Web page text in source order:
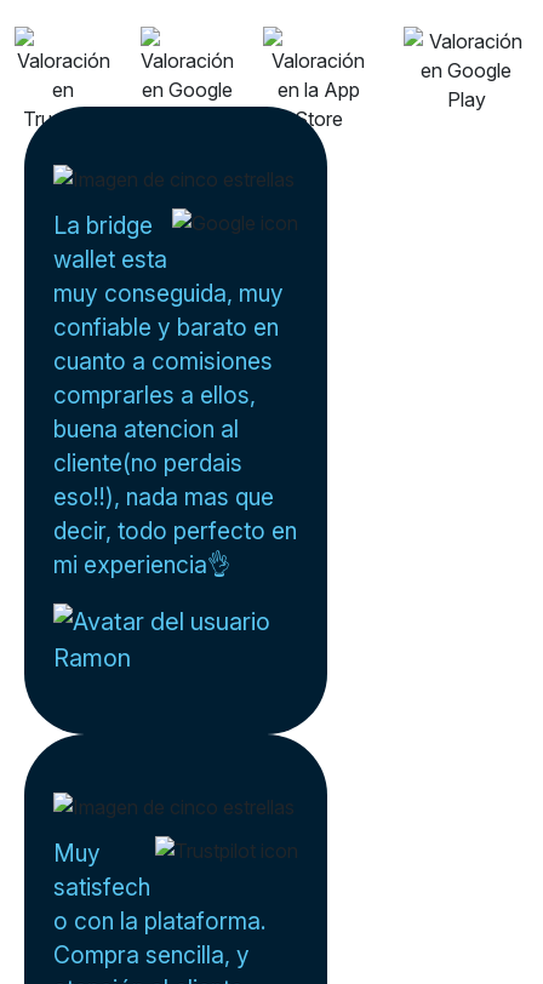
La bridge
wallet esta
muy conseguida, muy
confiable y barato en
cuanto a comisiones
comprarles a ellos,
buena atencion al
cliente(no perdais
eso!!), nada mas que
decir, todo perfecto en
mi experiencia👌
Ramon
Muy
satisfech
o con la plataforma.
Compra sencilla, y